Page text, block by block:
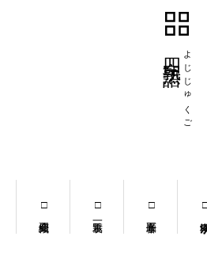
よじじゅくご